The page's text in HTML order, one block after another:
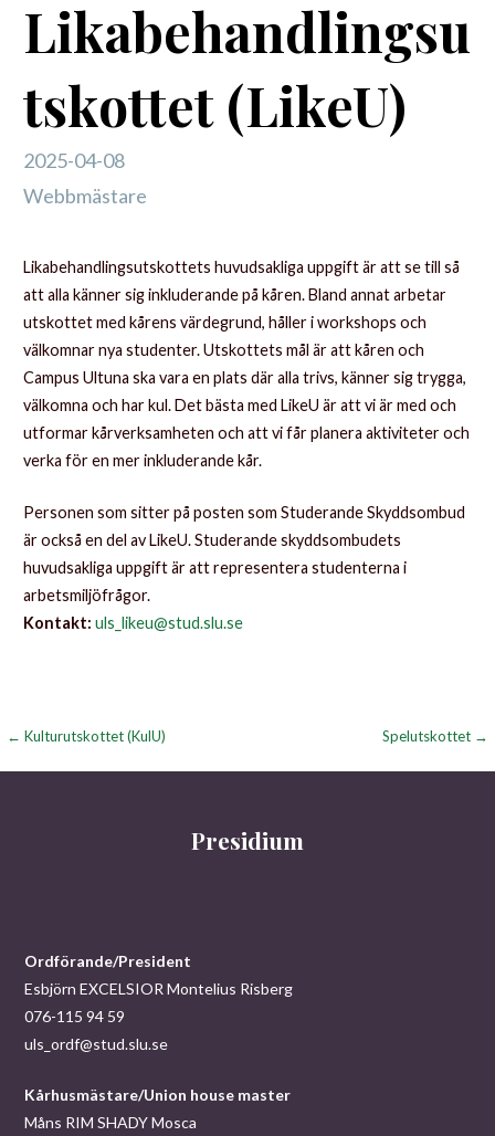
Likabehandlingsu
tskottet (LikeU)
2025-04-08
Webbmästare
Likabehandlingsutskottets huvudsakliga uppgift är att se till så
att alla känner sig inkluderande på kåren. Bland annat arbetar
utskottet med kårens värdegrund, håller i workshops och
välkomnar nya studenter. Utskottets mål är att kåren och
Campus Ultuna ska vara en plats där alla trivs, känner sig trygga,
välkomna och har kul. Det bästa med LikeU är att vi är med och
utformar kårverksamheten och att vi får planera aktiviteter och
verka för en mer inkluderande kår.
Personen som sitter på posten som Studerande Skyddsombud
är också en del av LikeU. Studerande skyddsombudets
huvudsakliga uppgift är att representera studenterna i
arbetsmiljöfrågor.
Kontakt: uls_likeu@stud.slu.se
Inläggsnavigering
← Kulturutskottet (KulU) Spelutskottet →
Presidium
Ordförande/President
Esbjörn EXCELSIOR Montelius Risberg
076-115 94 59
uls_ordf@stud.slu.se
Kårhusmästare/Union house master
Måns RIM SHADY Mosca